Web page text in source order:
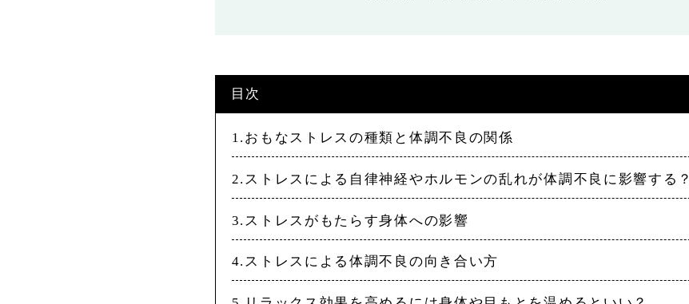
目次
1.おもなストレスの種類と体調不良の関係
2.ストレスによる自律神経やホルモンの乱れが体調不良に影響する？
3.ストレスがもたらす身体への影響
4.ストレスによる体調不良の向き合い方